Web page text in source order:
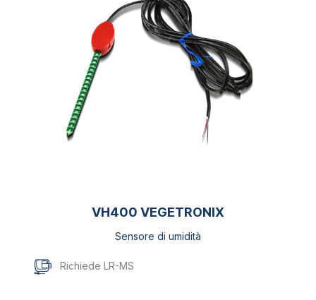
VH400 VEGETRONIX
Sensore di umidità
Richiede LR-MS